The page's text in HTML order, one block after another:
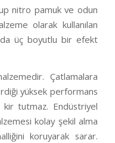
nitro pamuk ve odun
olarak kullanılan
üç boyutlu bir efekt
Çatlamalara
yüksek performans
tutmaz. Endüstriyel
kolay şekil alma
koruyarak sarar.